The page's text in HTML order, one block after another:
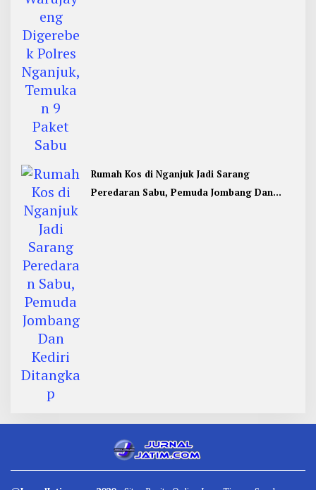
Rumah Kos di Nganjuk Jadi Sarang
Peredaran Sabu, Pemuda Jombang Dan